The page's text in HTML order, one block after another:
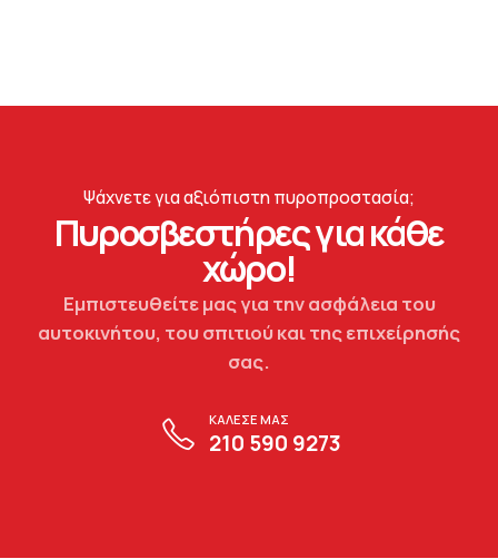
Ψάχνετε για αξιόπιστη πυροπροστασία;
Πυροσβεστήρες για κάθε
χώρο!
Εμπιστευθείτε μας για την ασφάλεια του
αυτοκινήτου, του σπιτιού και της επιχείρησής
σας.
ΚΑΛΕΣΕ ΜΑΣ
210 590 9273